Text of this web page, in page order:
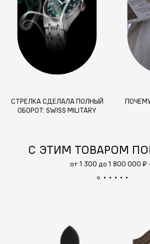
СТРЕЛКА СДЕЛАЛА ПОЛНЫЙ
ОБОРОТ: SWISS MILITARY
С ЭТИМ ТОВАРОМ
от 1 300 до 1 800 000 ₽